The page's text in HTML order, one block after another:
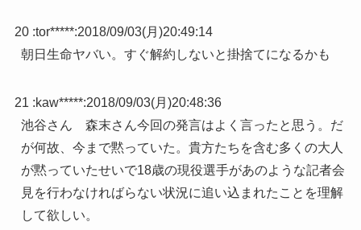
20 :tor*****:2018/09/03(月)20:49:14
朝日生命ヤバい。すぐ解約しないと掛捨てになるかも
21 :kaw*****:2018/09/03(月)20:48:36
池谷さん 森末さん今回の発言はよく言ったと思う。だ
が何故、今まで黙っていた。貴方たちを含む多くの大人
が黙っていたせいで18歳の現役選手があのような記者会
見を行わなければらない状況に追い込まれたことを理解
して欲しい。